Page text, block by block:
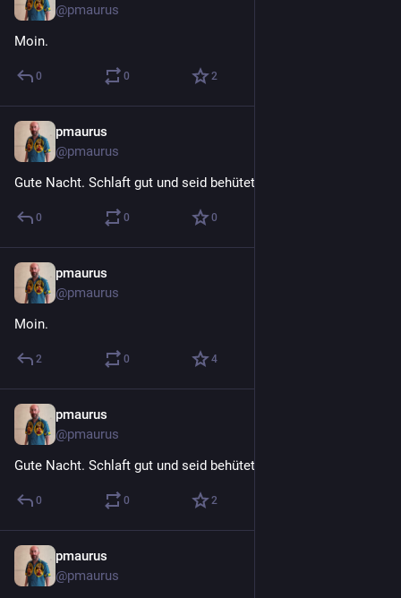
@pmaurus
Moin.
0 0 2
pmaurus
@pmaurus
Gute Nacht. Schlaft gut und seid behütet.
0 0 0
pmaurus
@pmaurus
Moin.
2 0 4
pmaurus
@pmaurus
Gute Nacht. Schlaft gut und seid behütet.
0 0 2
pmaurus
@pmaurus